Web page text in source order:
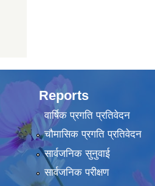
Reports
वार्षिक प्रगति प्रतिवेदन
चौमासिक प्रगति प्रतिवेदन
सार्वजनिक सुनुवाई
सार्वजनिक परीक्षण